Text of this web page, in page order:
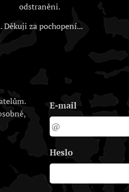
odstraněni.
Děkuji za pochopení...
E-mail
Heslo